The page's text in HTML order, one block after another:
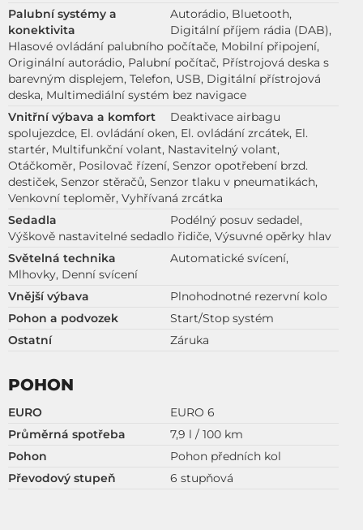
Palubní systémy a
konektivita
Autorádio, Bluetooth,
Digitální příjem rádia (DAB),
Hlasové ovládání palubního počítače, Mobilní připojení,
Originální autorádio, Palubní počítač, Přístrojová deska s
barevným displejem, Telefon, USB, Digitální přístrojová
deska, Multimediální systém bez navigace
Vnitřní výbava a komfort
Deaktivace airbagu
spolujezdce, El. ovládání oken, El. ovládání zrcátek, El.
startér, Multifunkční volant, Nastavitelný volant,
Otáčkoměr, Posilovač řízení, Senzor opotřebení brzd.
destiček, Senzor stěračů, Senzor tlaku v pneumatikách,
Venkovní teploměr, Vyhřívaná zrcátka
Sedadla
Podélný posuv sedadel,
Výškově nastavitelné sedadlo řidiče, Výsuvné opěrky hlav
Světelná technika
Automatické svícení,
Mlhovky, Denní svícení
Vnější výbava
Plnohodnotné rezervní kolo
Pohon a podvozek
Start/Stop systém
Ostatní
Záruka
POHON
EURO
EURO 6
Průměrná spotřeba
7,9 l / 100 km
Pohon
Pohon předních kol
Převodový stupeň
6 stupňová